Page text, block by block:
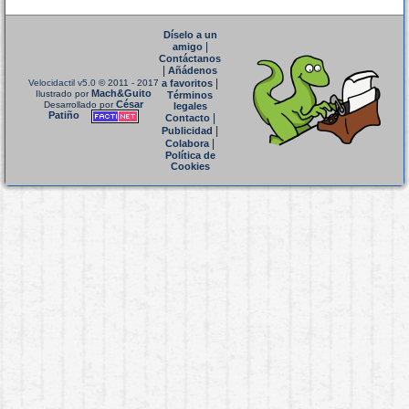
Velocidactil v5.0 © 2011 - 2017
Ilustrado porMach&Guito
Desarrollado porCésar
Patiño
Díselo a un
amigo|
Contáctanos
Añádenos
a favoritos
Términos
legales
Contacto|
Publicidad
Colabora|
Política de
Cookies